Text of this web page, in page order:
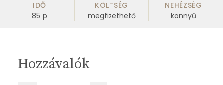
IDŐ
85 p
KÖLTSÉG
megfizethető
NEHÉZSÉG
könnyű
Hozzávalók